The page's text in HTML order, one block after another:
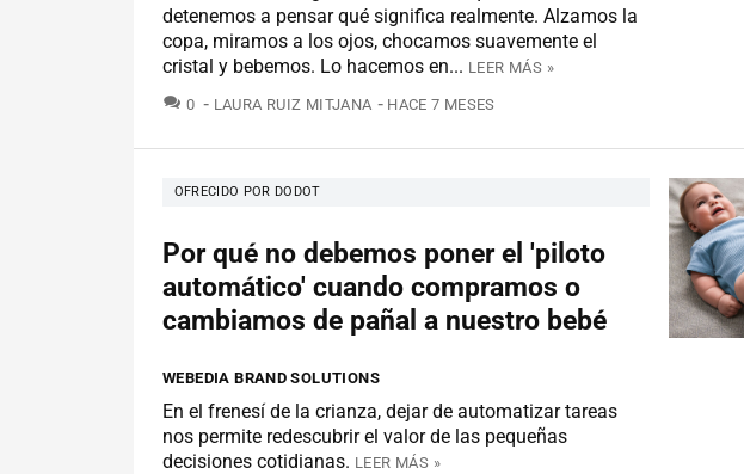
detenemos a pensar qué significa realmente. Alzamos la
copa, miramos a los ojos, chocamos suavemente el
cristal y bebemos. Lo hacemos en... LEER MÁS »
0 COMENTARIOS
LAURA RUIZ MITJANA HACE 7 MESES
OFRECIDO POR DODOT
Por qué no debemos poner el 'piloto
automático' cuando compramos o
cambiamos de pañal a nuestro bebé
WEBEDIA BRAND SOLUTIONS
En el frenesí de la crianza, dejar de automatizar tareas
nos permite redescubrir el valor de las pequeñas
decisiones cotidianas. LEER MÁS »